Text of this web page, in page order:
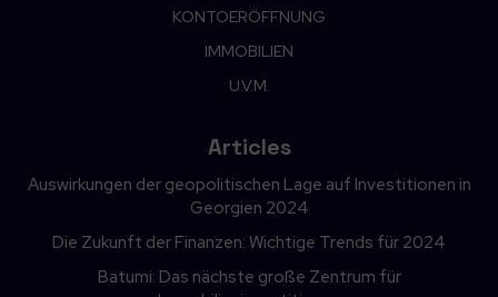
KONTOERÖFFNUNG
IMMOBILIEN
U.V.M.
Articles
Auswirkungen der geopolitischen Lage auf Investitionen in
Georgien 2024
Die Zukunft der Finanzen: Wichtige Trends für 2024
Batumi: Das nächste große Zentrum für